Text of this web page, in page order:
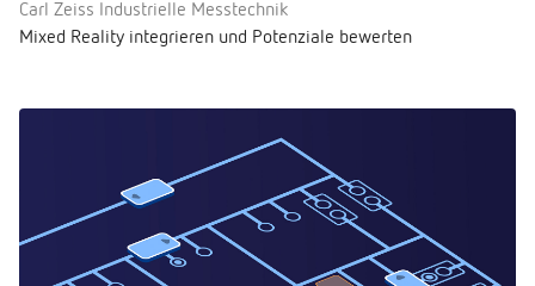
Carl Zeiss Industrielle Messtechnik
Mixed Reality integrieren und Potenziale bewerten